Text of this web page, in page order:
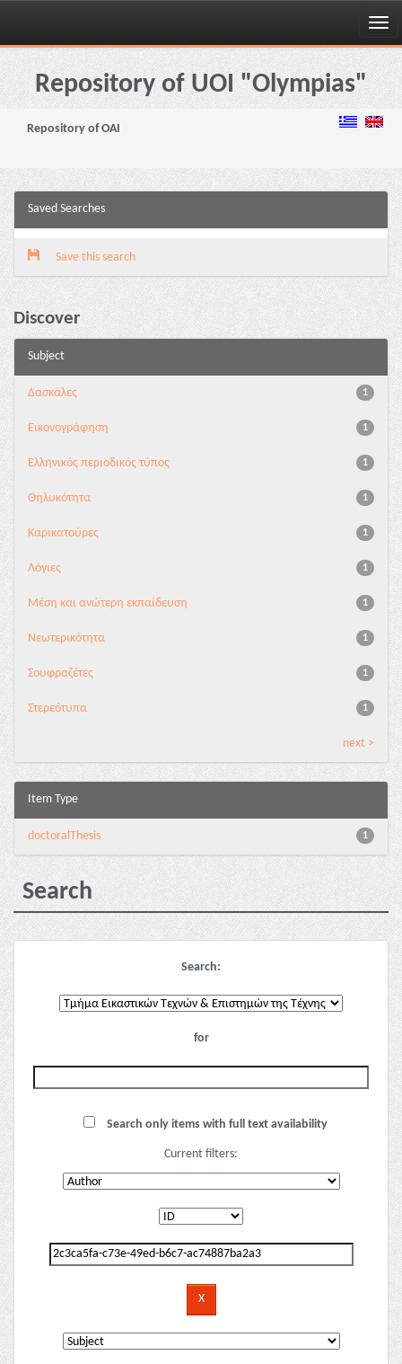
Skip
navigationRepository of UOI "Olympias"
Repository of OAI
Saved Searches
Save this search
Discover
Subject
1
Δασκάλες
1
Εικονογράφηση
1
Ελληνικός περιοδικός τύπος
1
Θηλυκότητα
1
Καρικατούρες
1
Λόγιες
1
Μέση και ανώτερη εκπαίδευση
1
Νεωτερικότητα
1
Σουφραζέτες
1
Στερεότυπα
next >
Item Type
1
doctoralThesis
Search
Search:
for
Search only items with full text availability
Current filters: